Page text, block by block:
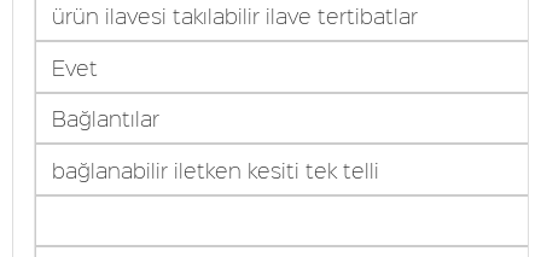
ürün ilavesi takılabilir ilave tertibatlar
Evet
Bağlantılar
bağlanabilir iletken kesiti tek telli